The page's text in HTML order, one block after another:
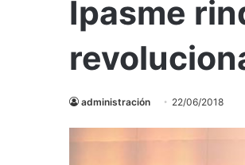
Ipasme
administración 22/06/2018